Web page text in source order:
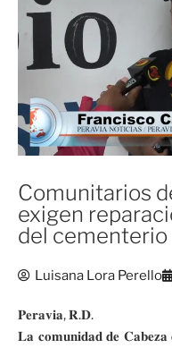
Comunitarios
exigen
del cementerio
Luisana Lora Perello
𝐏𝐞𝐫𝐚𝐯𝐢𝐚, 𝐑.𝐃.
𝐋𝐚 𝐜𝐨𝐦𝐮𝐧𝐢𝐝𝐚𝐝 𝐝𝐞 𝐂𝐚𝐛𝐞𝐳𝐚